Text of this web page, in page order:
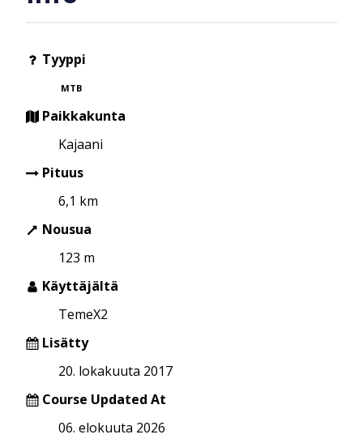
Tyyppi
MTB
Paikkakunta
Kajaani
Pituus
6,1 km
Nousua
123 m
Käyttäjältä
TemeX2
Lisätty
20. lokakuuta 2017
Course Updated At
06. elokuuta 2026